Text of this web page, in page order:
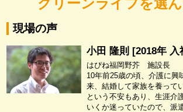
グリーンライフを選
現場の声
小田 隆則 [2018年 入
はぴね福岡野芥 施設長
10年前25歳の頃、介護に興
来、結婚して家族を養って
という不安もあり、生涯介
いくか迷っていたので、派